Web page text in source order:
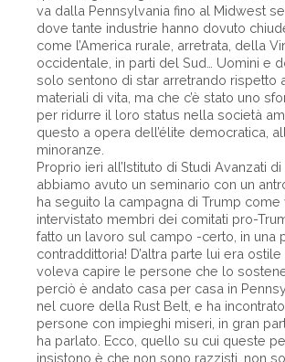
va dalla Pennsylvania fino al Midwest
dove tante industrie hanno dovuto
come l’America rurale, arretrata, della
occidentale, in parti del Sud… Uomini e
solo sentono di star arretrando rispetto
materiali di vita, ma che c’è stato uno
per ridurre il loro status nella società
questo a opera dell’élite democratica,
minoranze.
Proprio ieri all’Istituto di Studi Avanzati
abbiamo avuto un seminario con un
ha seguito la campagna di Trump come
intervistato membri dei comitati pro-
fatto un lavoro sul campo -certo, in una
contraddittoria! D’altra parte lui era ostile
voleva capire le persone che lo
perciò è andato casa per casa in
nel cuore della Rust Belt, e ha
persone con impieghi miseri, in gran
ha parlato. Ecco, quello su cui queste
insistono è che non sono razzisti, non